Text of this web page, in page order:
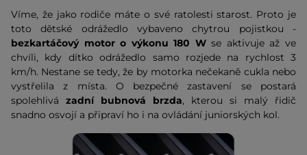
Víme, že jako rodiče máte o své ratolesti starost. Proto je
toto dětské odrážedlo vybaveno chytrou pojistkou -
bezkartáčový motor o výkonu 180 Wse aktivuje až ve
chvíli, kdy dítko odrážedlo samo rozjede na rychlost 3
km/h. Nestane se tedy, že by motorka nečekaně cukla nebo
vystřelila z místa. O bezpečné zastavení se postará
spolehlivá zadní bubnová brzda, kterou si malý řidič
snadno osvojí a připraví ho i na ovládání juniorských kol.